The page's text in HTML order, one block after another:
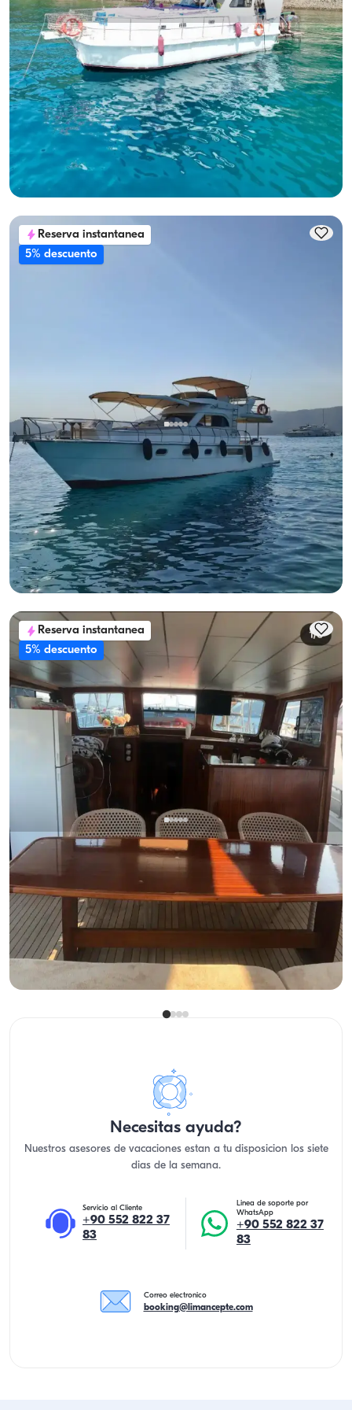
Göcek, Muğla Barco nuevo
10-Personas de Capacidad, Crew-On-Board & Fuel-Included
Alquiler de Yate
Con capitan
Barco
Navegacion 10 Pers. · 3 Camarote · 12.00m
Mas bajo
24.000 TL
Ver disponibilidad y precio
Reserva instantanea
5% descuento
Göcek, Muğla Barco nuevo
Disfruta del mar en Göcek en yate de lujo para 8 personas
Con capitan
Yate a motor
Navegacion 8 Pers. · 2 Camarote · 13.00m
Mas bajo
28.800 TL
Ver disponibilidad y precio
Reserva instantanea
5% descuento
Göcek, Muğla Barco nuevo
Alquiler Gulet Privado – Disfruta el Lujo en Aguas Azules
Con capitan
Goleta
Navegacion 6 Pers. · 3 Camarote · 17.00m
Mas bajo
31.200 TL
Ver disponibilidad y precio
Necesitas ayuda?
Nuestros asesores de vacaciones estan a tu disposicion los siete
dias de la semana.
Servicio al Cliente
+90 552 822 37
83
Linea de soporte por
WhatsApp
+90 552 822 37
83
Correo electronico
booking@limancepte.com